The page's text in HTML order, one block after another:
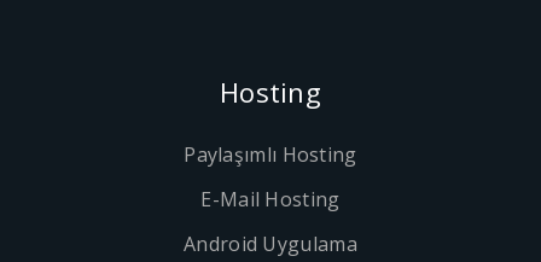
Hosting
Paylaşımlı Hosting
E-Mail Hosting
Android Uygulama